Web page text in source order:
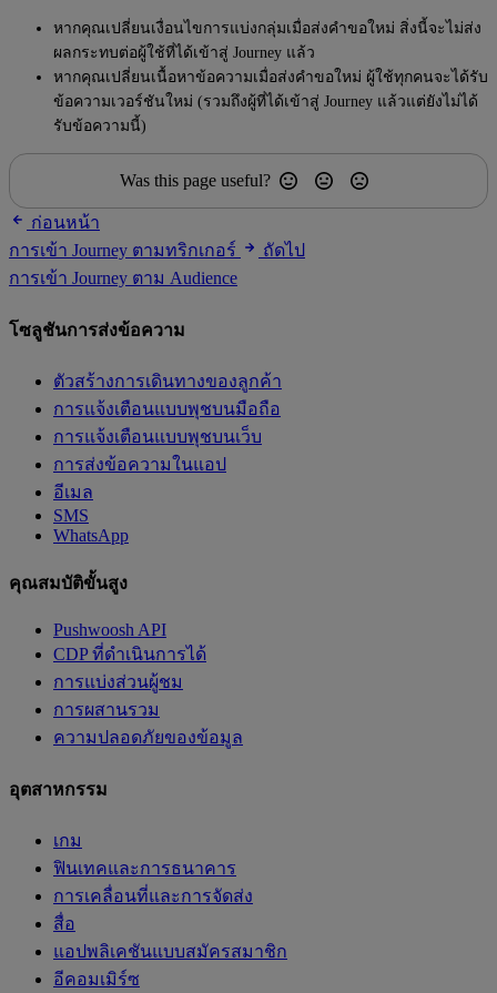
หากคุณเปลี่ยนเงื่อนไขการแบ่งกลุ่มเมื่อส่งคำขอใหม่ สิ่งนี้จะไม่ส่ง
ผลกระทบต่อผู้ใช้ที่ได้เข้าสู่ Journey แล้ว
หากคุณเปลี่ยนเนื้อหาข้อความเมื่อส่งคำขอใหม่ ผู้ใช้ทุกคนจะได้รับ
ข้อความเวอร์ชันใหม่ (รวมถึงผู้ที่ได้เข้าสู่ Journey แล้วแต่ยังไม่ได้
รับข้อความนี้)
Was this page useful?
ก่อนหน้า
การเข้า Journey ตามทริกเกอร์
ถัดไป
การเข้า Journey ตาม Audience
โซลูชันการส่งข้อความ
ตัวสร้างการเดินทางของลูกค้า
การแจ้งเตือนแบบพุชบนมือถือ
การแจ้งเตือนแบบพุชบนเว็บ
การส่งข้อความในแอป
อีเมล
SMS
WhatsApp
คุณสมบัติขั้นสูง
Pushwoosh API
CDP ที่ดำเนินการได้
การแบ่งส่วนผู้ชม
การผสานรวม
ความปลอดภัยของข้อมูล
อุตสาหกรรม
เกม
ฟินเทคและการธนาคาร
การเคลื่อนที่และการจัดส่ง
สื่อ
แอปพลิเคชันแบบสมัครสมาชิก
อีคอมเมิร์ซ